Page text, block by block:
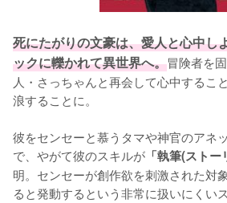
死にたがりの文豪は、愛人と心中し
ックに轢かれて異世界へ。冒険者を
人・さっちゃんと再会して心中するこ
浪することに。
彼をセンセーと慕うタマや神官のアネ
で、やがて彼のスキルが 「執筆(ストー
明。センセーが創作欲を刺激された対
ると発動するという非常に扱いにくい